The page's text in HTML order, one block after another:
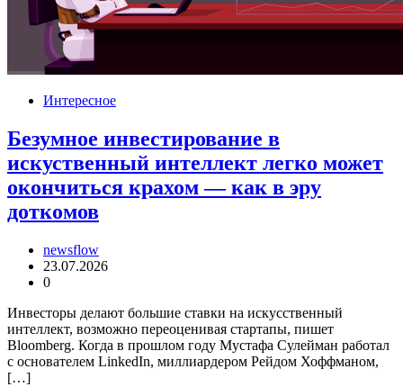
Интересное
Безумное инвестирование в
искуственный интеллект легко может
окончиться крахом — как в эру
доткомов
newsflow
23.07.2026
0
Инвесторы делают большие ставки на искусственный
интеллект, возможно переоценивая стартапы, пишет
Bloomberg. Когда в прошлом году Мустафа Сулейман работал
с основателем LinkedIn, миллиардером Рейдом Хоффманом,
[…]